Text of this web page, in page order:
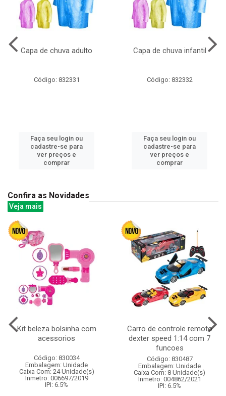
Capa de chuva adulto
Código: 832331
Faça seu login ou
cadastre-se para
ver preços e
comprar
Capa de chuva infantil
Código: 832332
Faça seu login ou
cadastre-se para
ver preços e
comprar
Confira as Novidades
Veja mais
Kit beleza bolsinha com
acessorios
Código: 830034
Embalagem: Unidade
Caixa Com: 24 Unidade(s)
Inmetro: 006697/2019
IPI: 6.5%
Carro de controle remoto
dexter speed 1:14 com 7
funcoes
Código: 830487
Embalagem: Unidade
Caixa Com: 8 Unidade(s)
Inmetro: 004862/2021
IPI: 6.5%